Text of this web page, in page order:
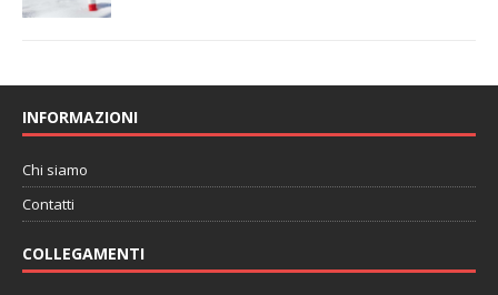
INFORMAZIONI
Chi siamo
Contatti
COLLEGAMENTI